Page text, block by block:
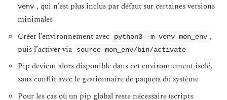
venv , qui n’est plus inclus par défaut sur certaines versions
minimales
Créer l’environnement avec
python3 -m venv mon_env ,
puis l’activer via
source mon_env/bin/activate
Pip devient alors disponible dans cet environnement isolé,
sans conflit avec le gestionnaire de paquets du système
Pour les cas où un pip global reste nécessaire (scripts